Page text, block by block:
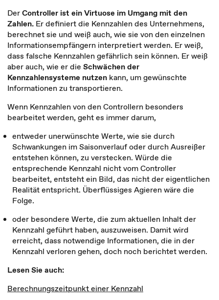
DerController ist ein Virtuose im Umgang mit den
Zahlen. Er definiert die Kennzahlen des Unternehmens,
berechnet sie und weiß auch, wie sie von den einzelnen
Informationsempfängern interpretiert werden. Er weiß,
dass falsche Kennzahlen gefährlich sein können. Er weiß
aber auch, wie er die Schwächen der
Kennzahlensysteme nutzen kann, um gewünschte
Informationen zu transportieren.
Wenn Kennzahlen von den Controllern besonders
bearbeitet werden, geht es immer darum,
entweder unerwünschte Werte, wie sie durch
Schwankungen im Saisonverlauf oder durch Ausreißer
entstehen können, zu verstecken. Würde die
entsprechende Kennzahl nicht vom Controller
bearbeitet, entsteht ein Bild, das nicht der eigentlichen
Realität entspricht. Überflüssiges Agieren wäre die
Folge.
oder besondere Werte, die zum aktuellen Inhalt der
Kennzahl geführt haben, auszuweisen. Damit wird
erreicht, dass notwendige Informationen, die in der
Kennzahl verloren gehen, doch noch berichtet werden.
Lesen Sie auch:
Berechnungszeitpunkt einer Kennzahl